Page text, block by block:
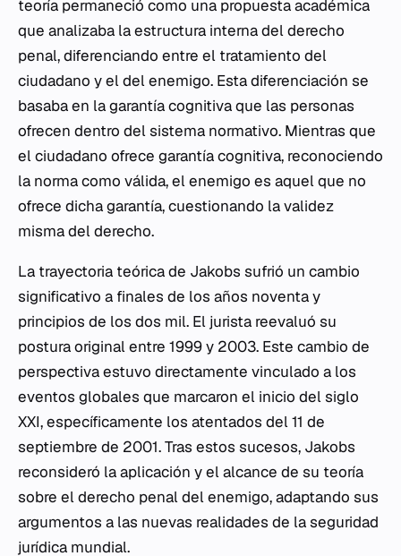
teoría permaneció como una propuesta académica
que analizaba la estructura interna del derecho
penal, diferenciando entre el tratamiento del
ciudadano y el del enemigo. Esta diferenciación se
basaba en la garantía cognitiva que las personas
ofrecen dentro del sistema normativo. Mientras que
el ciudadano ofrece garantía cognitiva, reconociendo
la norma como válida, el enemigo es aquel que no
ofrece dicha garantía, cuestionando la validez
misma del derecho.
La trayectoria teórica de Jakobs sufrió un cambio
significativo a finales de los años noventa y
principios de los dos mil. El jurista reevaluó su
postura original entre 1999 y 2003. Este cambio de
perspectiva estuvo directamente vinculado a los
eventos globales que marcaron el inicio del siglo
XXI, específicamente los atentados del 11 de
septiembre de 2001. Tras estos sucesos, Jakobs
reconsideró la aplicación y el alcance de su teoría
sobre el derecho penal del enemigo, adaptando sus
argumentos a las nuevas realidades de la seguridad
jurídica mundial.